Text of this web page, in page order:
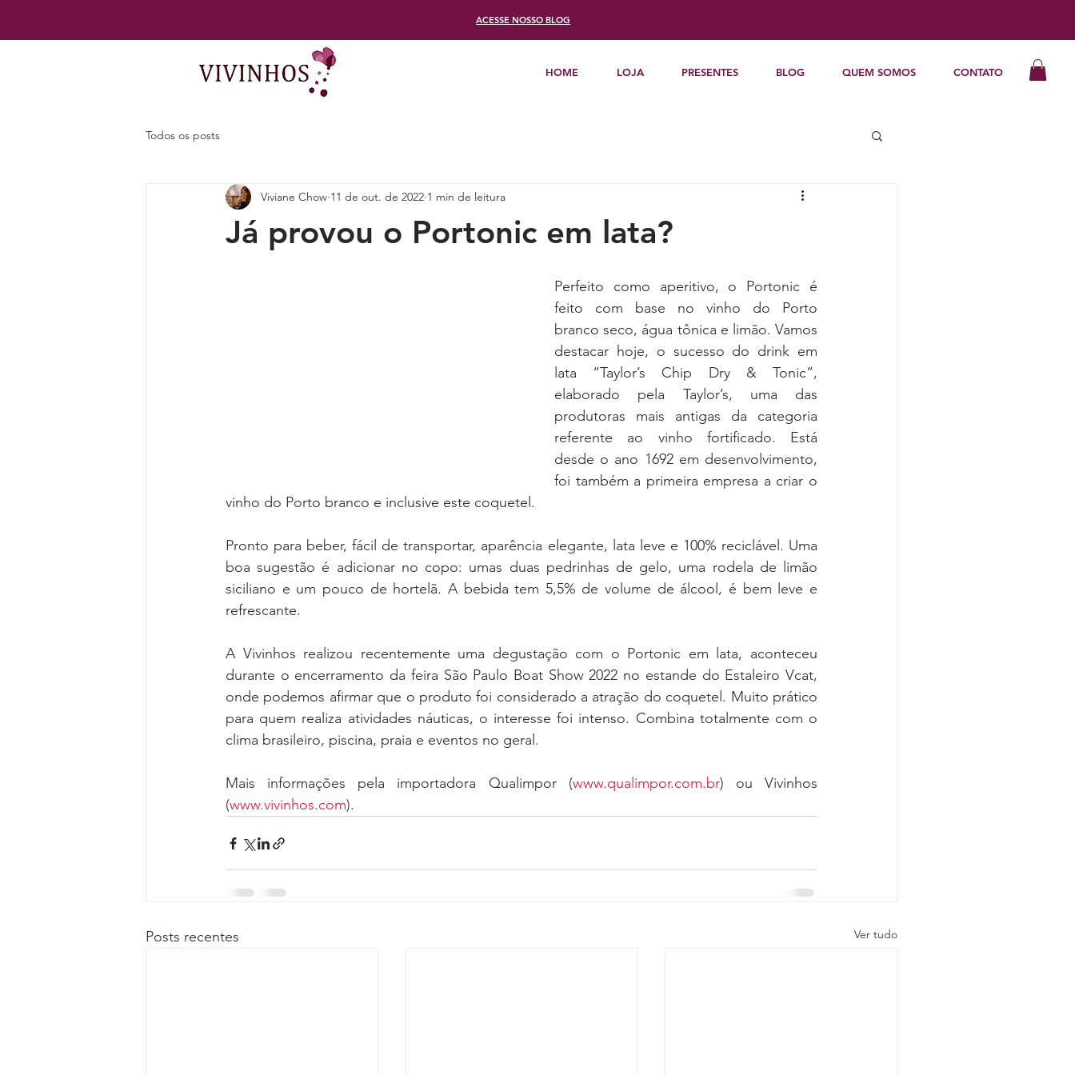
HOME LOJA PRESENTES BLOG QUEM SOMOS CONTATO
ACESSE NOSSO BLOG
Todos os posts
Já provou o Portonic em lata?
Viviane Chow 11 de out. de 2022 1 min de leitura
Perfeito como aperitivo, o Portonic é
feito com base no vinho do Porto
branco seco, água tônica e limão. Vamos
destacar hoje, o sucesso do drink em
lata “Taylor’s Chip Dry & Tonic”,
elaborado pela Taylor’s, uma das
produtoras mais antigas da categoria
referente ao vinho fortificado. Está
desde o ano 1692 em desenvolvimento,
foi também a primeira empresa a criar o
vinho do Porto branco e inclusive este coquetel.
Pronto para beber, fácil de transportar, aparência elegante, lata leve e 100% reciclável. Uma
boa sugestão é adicionar no copo: umas duas pedrinhas de gelo, uma rodela de limão
siciliano e um pouco de hortelã. A bebida tem 5,5% de volume de álcool, é bem leve e
refrescante.
A Vivinhos realizou recentemente uma degustação com o Portonic em lata, aconteceu
durante o encerramento da feira São Paulo Boat Show 2022 no estande do Estaleiro Vcat,
onde podemos afirmar que o produto foi considerado a atração do coquetel. Muito prático
para quem realiza atividades náuticas, o interesse foi intenso. Combina totalmente com o
clima brasileiro, piscina, praia e eventos no geral.
Mais informações pela importadora Qualimpor (www.qualimpor.com.br) ou Vivinhos
(www.vivinhos.com).
Posts recentes Ver tudo